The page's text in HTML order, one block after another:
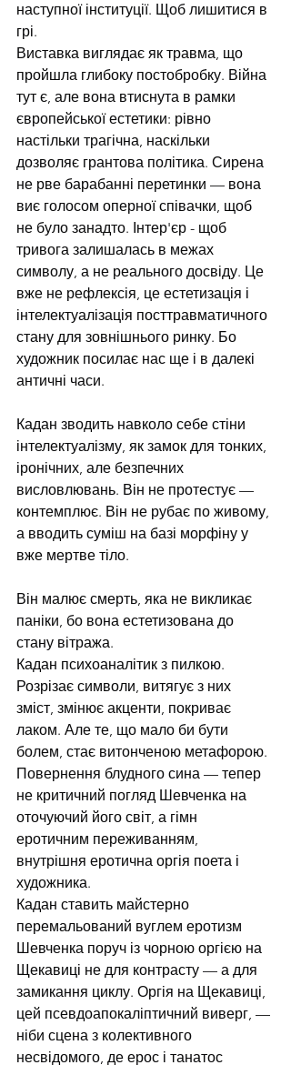
наступної інституції. Щоб лишитися в
грі.
Виставка виглядає як травма, що
пройшла глибоку постобробку. Війна
тут є, але вона втиснута в рамки
європейської естетики: рівно
настільки трагічна, наскільки
дозволяє грантова політика. Сирена
не рве барабанні перетинки — вона
виє голосом оперної співачки, щоб
не було занадто. Інтер'єр - щоб
тривога залишалась в межах
символу, а не реального досвіду. Це
вже не рефлексія, це естетизація і
інтелектуалізація посттравматичного
стану для зовнішнього ринку. Бо
художник посилає нас ще і в далекі
античні часи.
Кадан зводить навколо себе стіни
інтелектуалізму, як замок для тонких,
іронічних, але безпечних
висловлювань. Він не протестує —
контемплює. Він не рубає по живому,
а вводить суміш на базі морфіну у
вже мертве тіло.
Він малює смерть, яка не викликає
паніки, бо вона естетизована до
стану вітража.
Кадан психоаналітик з пилкою.
Розрізає символи, витягує з них
зміст, змінює акценти, покриває
лаком. Але те, що мало би бути
болем, стає витонченою метафорою.
Повернення блудного сина — тепер
не критичний погляд Шевченка на
оточуючий його світ, а гімн
еротичним переживанням,
внутрішня еротична оргія поета і
художника.
Кадан ставить майстерно
перемальований вуглем еротизм
Шевченка поруч із чорною оргією на
Щекавиці не для контрасту — а для
замикання циклу. Оргія на Щекавиці,
цей псевдоапокаліптичний виверг, —
ніби сцена з колективного
несвідомого, де ерос і танатос